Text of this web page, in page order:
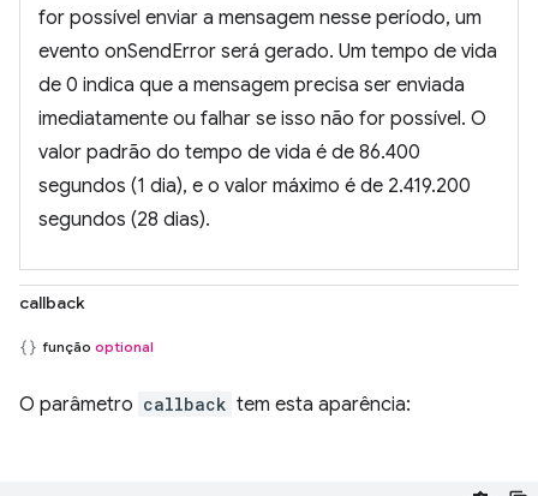
for possível enviar a mensagem nesse período, um
evento onSendError será gerado. Um tempo de vida
de 0 indica que a mensagem precisa ser enviada
imediatamente ou falhar se isso não for possível. O
valor padrão do tempo de vida é de 86.400
segundos (1 dia), e o valor máximo é de 2.419.200
segundos (28 dias).
callback
função optional
O parâmetro callback tem esta aparência: